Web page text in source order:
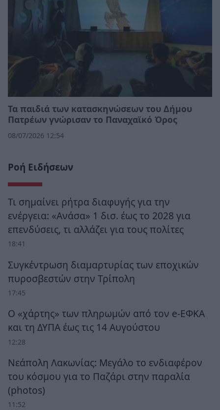
Τα παιδιά των κατασκηνώσεων του Δήμου
Πατρέων γνώρισαν το Παναχαϊκό Όρος
08/07/2026 12:54
Ροή Ειδήσεων
Τι σημαίνει ρήτρα διαφυγής για την
ενέργεια: «Ανάσα» 1 δισ. έως το 2028 για
επενδύσεις, τι αλλάζει για τους πολίτες
18:41
Συγκέντρωση διαμαρτυρίας των εποχικών
πυροσβεστών στην Τρίπολη
17:45
Ο «χάρτης» των πληρωμών από τον e-ΕΦΚΑ
και τη ΔΥΠΑ έως τις 14 Αυγούστου
12:28
Νεάπολη Λακωνίας: Μεγάλο το ενδιαφέρον
του κόσμου για το Παζάρι στην παραλία
(photos)
11:52